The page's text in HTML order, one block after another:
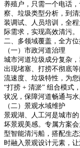
养殖户，只需一个电话
察、垃圾类型分析，到
装调试、人员培训，全
际需求，实现高效清污。
二、多领域覆盖，全方
（一）市政河道治理
城市河道垃圾成分复杂
出现堵塞、打捞不彻底
流速度、垃圾特性，为
“打捞 + 清淤” 组合模式
状况，保障河道畅通与水
（二）景观水域维护
景观湖、人工河是城市
坏景观美感。专属方案
型智能清污船，搭配生
时融入景观设计元素，